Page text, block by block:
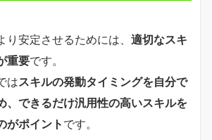
り安定させるためには、 適切なスキ
重要です。
はスキルの発動タイミングを自分で
、できるだけ汎用性の高いスキルを
がポイント です。